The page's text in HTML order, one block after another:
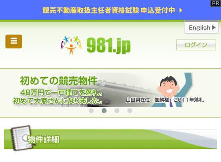
競売不動産取扱主任者資格試験 申込受付中
☰